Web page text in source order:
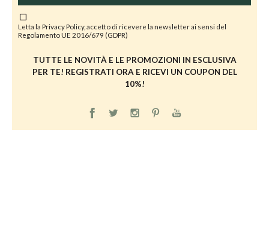
Letta la Privacy Policy, accetto di ricevere la newsletter ai sensi del
Regolamento UE 2016/679 (GDPR)
TUTTE LE NOVITÀ E LE PROMOZIONI IN ESCLUSIVA
PER TE! REGISTRATI ORA E RICEVI UN COUPON DEL
10%!